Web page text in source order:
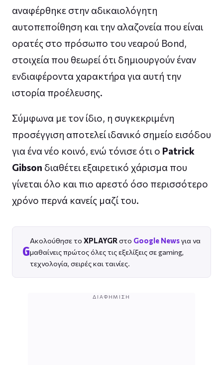
αναφέρθηκε στην αδικαιολόγητη
αυτοπεποίθηση και την αλαζονεία που είναι
ορατές στο πρόσωπο του νεαρού Bond,
στοιχεία που θεωρεί ότι δημιουργούν έναν
ενδιαφέροντα χαρακτήρα για αυτή την
ιστορία προέλευσης.
Σύμφωνα με τον ίδιο, η συγκεκριμένη
προσέγγιση αποτελεί ιδανικό σημείο εισόδου
για ένα νέο κοινό, ενώ τόνισε ότι ο Patrick
Gibson διαθέτει εξαιρετικό χάρισμα που
γίνεται όλο και πιο αρεστό όσο περισσότερο
χρόνο περνά κανείς μαζί του.
G
Ακολούθησε το XPLAYGR στο Google Newsγια να
μαθαίνεις πρώτος όλες τις εξελίξεις σε gaming,
τεχνολογία, σειρές και ταινίες.
ΔΙΑΦΉΜΙΣΗ